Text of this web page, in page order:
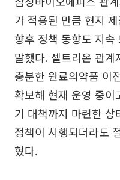
가 적용된 만큼 현지
향후 정책 동향도 지
말했다. 셀트리온 관
충분한 원료의약품 이
확보해 현재 운영 중
기 대책까지 마련한 상
정책이 시행되더라도
혔다.